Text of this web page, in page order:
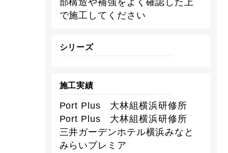
部構造や補強をよく確認した上
で施工してください
シリーズ
施工実績
Port Plus 大林組横浜研修所
Port Plus 大林組横浜研修所
三井ガーデンホテル横浜みなと
みらいプレミア